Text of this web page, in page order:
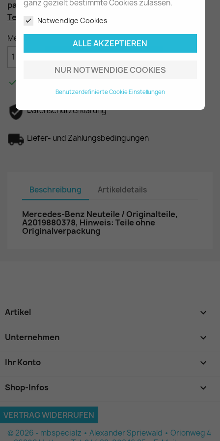
ganz gezielt bestimmte Cookies zulassen.
Notwendige Cookies
ALLE AKZEPTIEREN
NUR NOTWENDIGE COOKIES
Benutzerdefinierte Cookie Einstellungen
passend für die 1. Serie der Baureihe W201
Teilenummer: A2019880378, Restbestand
Menge


Datenschutzerklärung
Liefer- und Zahlungsbedingungen
Beschreibung Artikeldetails
Mercedes-Benz Neuteile / Originalteile,
A2019880378, Hinweis: Teile ohne
Originalverpackung
Artikel 
Unternehmen 
Ihr Konto 
Shop-Infos keyboard_arrow_down
VERTRAG WIDERRUFEN
© 2026 - mbspecialz • Alexander Spriewald • Orionweg 4